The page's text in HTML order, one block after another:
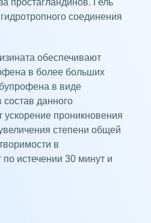
соединения
обеспечивают
в более больших
в виде
данного
проникновения
степени общей
в
истечении 30 минут и